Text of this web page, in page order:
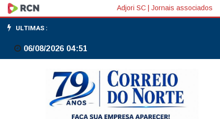
Taxa
de
desemprego
aumenta
Adjori SC Jornais associados
ULTIMAS :
06/08/2026 04:51